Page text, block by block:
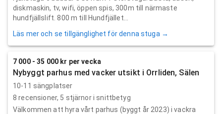
diskmaskin, tv, wifi, öppen spis, 300m till närmaste
hundfjällslift. 800 m till Hundfjället...
Läs mer och se tillgänglighet för denna stuga →
7 000 - 35 000 kr per vecka
Nybyggt parhus med vacker utsikt i Orrliden, Sälen
10-11 sängplatser
8 recensioner, 5 stjärnor i snittbetyg
Välkommen att hyra vårt parhus (byggt år 2023) i vackra